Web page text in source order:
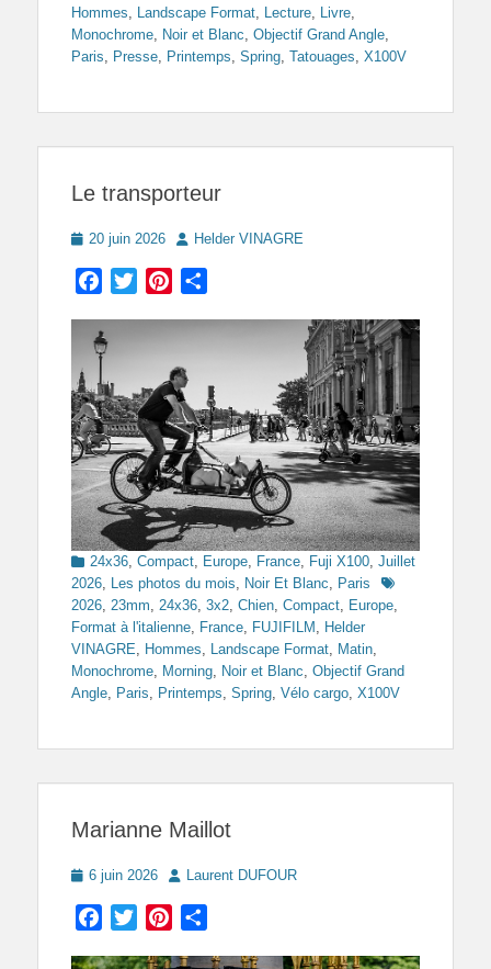
Hommes
Landscape Format Lecture Livre
Monochrome Noir et Blanc Objectif Grand Angle
Paris
Presse Printemps Spring Tatouages X100V
Le transporteur
Posted
20 juin 2026 AuthorHelder VINAGRE
Facebook
TwitterPinterest
Categories
24x36, Compact, Europe, France, Fuji X100, Juillet
2026, Les photos du mois, Noir Et Blanc, Paris
Tags
2026, 23mm, 24x36, 3x2, Chien, Compact, Europe,
Format à l'italienne, France, FUJIFILM , Helder
VINAGRE, Hommes, Landscape Format, Matin,
Monochrome, Morning, Noir et Blanc, Objectif Grand
Angle, Paris, Printemps, Spring, Vélo cargo, X100V
Marianne Maillot
Posted
6 juin 2026 AuthorLaurent DUFOUR
Facebook
TwitterPinterest